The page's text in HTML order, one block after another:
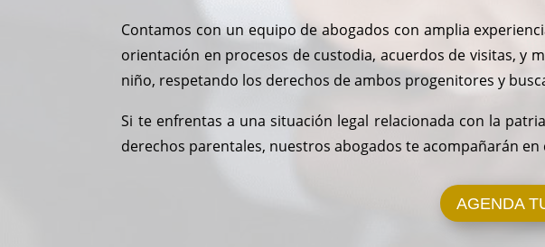
Contamos con un equipo de abogados con amplia
orientación en procesos de custodia, acuerdos de visitas, y
niño, respetando los derechos de ambos progenitores y
Si te enfrentas a una situación legal relacionada con la
derechos parentales, nuestros abogados te acompañarán
AGENDA